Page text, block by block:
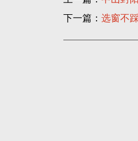
下一篇： 选窗不